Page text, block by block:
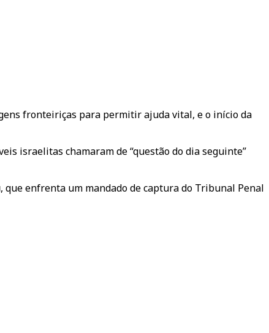
fronteiriças para permitir ajuda vital, e o início da
israelitas chamaram de “questão do dia seguinte”
enfrenta um mandado de captura do Tribunal Penal